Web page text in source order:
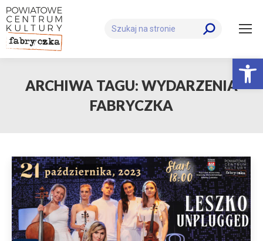
Szukaj:
ARCHIWA TAGU: WYDARZENIA
FABRYCZKA